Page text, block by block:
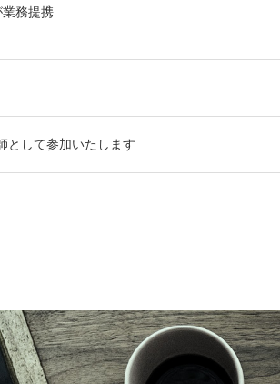
務提携
として参加いたします